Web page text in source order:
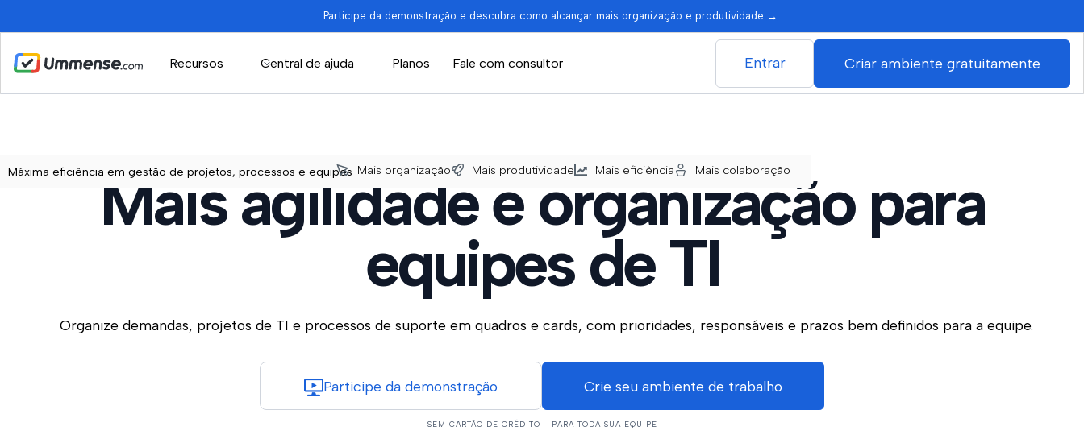
Participe da demonstração e descubra como alcançar mais organização e produtividade →
Recursos Central de ajuda Planos Fale com consultor Entrar Criar ambiente gratuitamente
Máxima eficiência em gestão de projetos, processos e equipes Mais organização Mais produtividade Mais eficiência Mais colaboração
Mais agilidade e organização para
equipes de TI
Organize demandas, projetos de TI e processos de suporte em quadros e cards, com prioridades, responsáveis e prazos bem definidos para a equipe.
Participe da demonstração Crie seu ambiente de trabalho
SEM CARTÃO DE CRÉDITO - PARA TODA SUA EQUIPE